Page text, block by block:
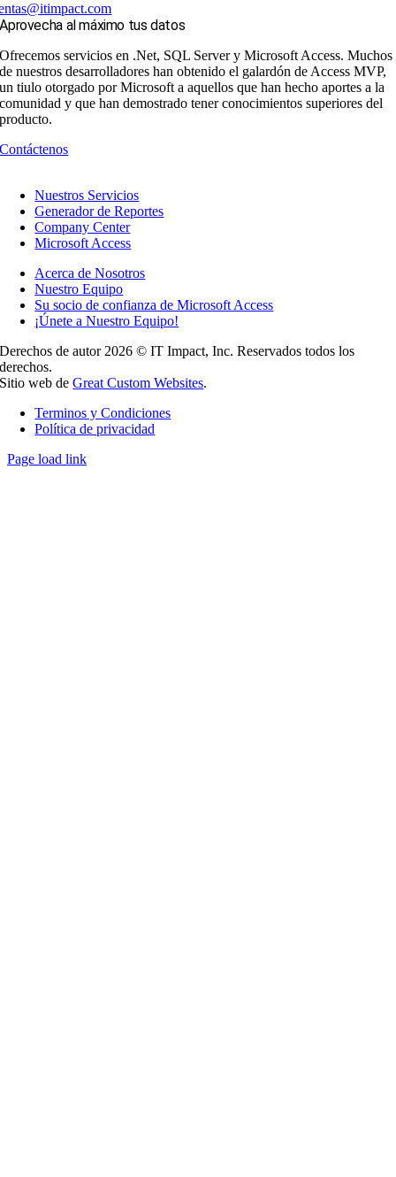
Aprovecha al máximo tus datos
Ofrecemos servicios en .Net, SQL Server y Microsoft Access. Muchos
de nuestros desarrolladores han obtenido el galardón de Access MVP,
un tiulo otorgado por Microsoft a aquellos que han hecho aportes a la
comunidad y que han demostrado tener conocimientos superiores del
producto.
Contáctenos
Nuestros Servicios
Generador de Reportes
Company Center
Microsoft Access
Acerca de Nosotros
Nuestro Equipo
Su socio de confianza de Microsoft Access
¡Únete a Nuestro Equipo!
Derechos de autor 2026 © IT Impact, Inc. Reservados todos los
derechos.
Sitio web deGreat Custom Websites.
Terminos y Condiciones
Política de privacidad
Page load link